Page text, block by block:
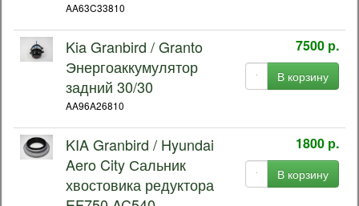
AA63C33810
Kia Granbird / Granto
Энергоаккумулятор
задний 30/30
AA96A26810
7500 р.
В корзину
KIA Granbird / Hyundai
Aero City Сальник
хвостовика редуктора
1800 р.
В корзину